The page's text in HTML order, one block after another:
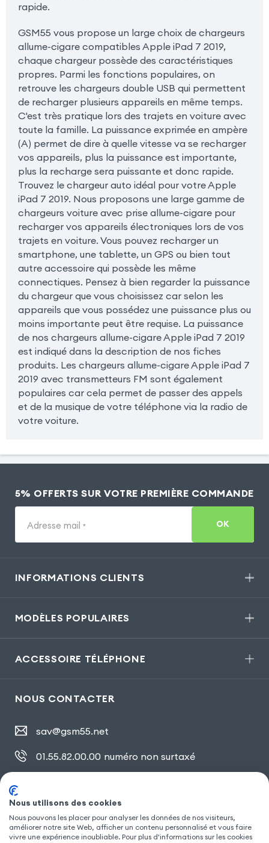
rapide.
GSM55 vous propose un large choix de chargeurs
allume-cigare compatibles Apple iPad 7 2019,
chaque chargeur possède des caractéristiques
propres. Parmi les fonctions populaires, on
retrouve les chargeurs double USB qui permettent
de recharger plusieurs appareils en même temps.
C'est très pratique lors des trajets en voiture avec
toute la famille. La puissance exprimée en ampère
(A) permet de dire à quelle vitesse va se recharger
vos appareils, plus la puissance est importante,
plus la recharge sera puissante et donc rapide.
Trouvez le chargeur auto idéal pour votre Apple
iPad 7 2019. Nous proposons une large gamme de
chargeurs voiture avec prise allume-cigare pour
recharger vos appareils électroniques lors de vos
trajets en voiture. Vous pouvez recharger un
smartphone, une tablette, un GPS ou bien tout
autre accessoire qui possède les même
connectiques. Pensez à bien regarder la puissance
du chargeur que vous choisissez car selon les
appareils que vous possédez une puissance plus ou
moins importante peut être requise. La puissance
de nos chargeurs allume-cigare Apple iPad 7 2019
est indiqué dans la description de nos fiches
produits. Les chargeurs allume-cigare Apple iPad 7
2019 avec transmetteurs FM sont également
populaires car cela permet de passer des appels
et de la musique de votre téléphone via la radio de
votre voiture.
5% OFFERTS SUR VOTRE PREMIÈRE COMMANDE
Adresse mail * OK
INFORMATIONS CLIENTS
MODÈLES POPULAIRES
ACCESSOIRE TÉLÉPHONE
NOUS CONTACTER
sav@gsm55.net
01.55.82.00.00 numéro non surtaxé
SUIVEZ NOUS
Nous utilisons des cookies
Nous pouvons les placer pour analyser les données de nos visiteurs,
améliorer notre site Web, afficher un contenu personnalisé et vous faire
vivre une expérience inoubliable. Pour plus d'informations sur les cookies